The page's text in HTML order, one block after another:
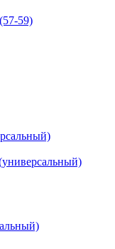
59)